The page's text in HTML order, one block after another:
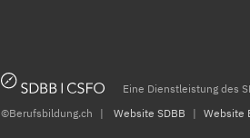
Eine Dienstleistung des
©Berufsbildung.ch
Website SDBB Website